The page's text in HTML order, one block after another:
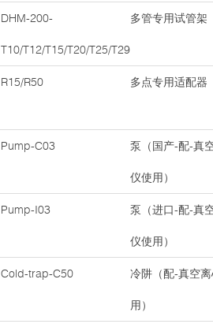
DHM-200-
T10/T12/T15/T20/T25/T29
多管专用试管架
R15/R50 多点专用适配器
Pump-C03 泵（国产-配-真
仪使用）
Pump-I03 泵（进口-配-真
仪使用）
Cold-trap-C50 冷阱（配-真空
用）